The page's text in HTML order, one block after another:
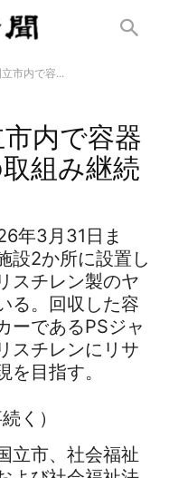
市内で容...
内で容器
組み継続
年3月31日ま
設2か所に設置し
スチレン製のヤ
る。回収した容
ーであるPSジャ
スチレンにリサ
目指す。
く）
立市、社会福祉